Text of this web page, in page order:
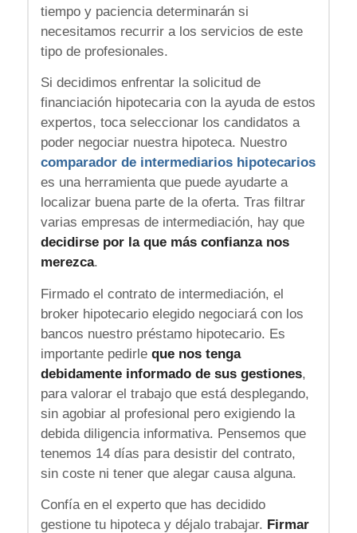
tiempo y paciencia determinarán si
necesitamos recurrir a los servicios de este
tipo de profesionales.
Si decidimos enfrentar la solicitud de
financiación hipotecaria con la ayuda de estos
expertos, toca seleccionar los candidatos a
poder negociar nuestra hipoteca. Nuestro
comparador de intermediarios hipotecarios
es una herramienta que puede ayudarte a
localizar buena parte de la oferta. Tras filtrar
varias empresas de intermediación, hay que
decidirse por la que más confianza nos
merezca.
Firmado el contrato de intermediación, el
broker hipotecario elegido negociará con los
bancos nuestro préstamo hipotecario. Es
importante pedirle que nos tenga
debidamente informado de sus gestiones,
para valorar el trabajo que está desplegando,
sin agobiar al profesional pero exigiendo la
debida diligencia informativa. Pensemos que
tenemos 14 días para desistir del contrato,
sin coste ni tener que alegar causa alguna.
Confía en el experto que has decidido
gestione tu hipoteca y déjalo trabajar. Firmar